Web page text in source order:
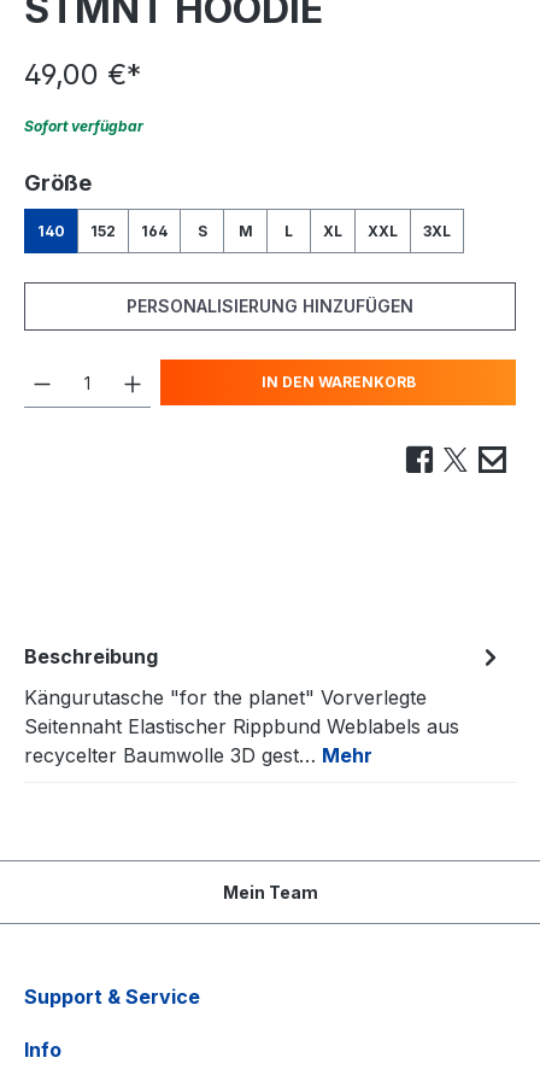
49,00 €*
Sofort verfügbar
Größeauswählen
140 152 164 S M L XL XXL 3XL
PERSONALISIERUNG HINZUFÜGEN
IN DEN WARENKORB
Beschreibung
Kängurutasche "for the planet" Vorverlegte
Seitennaht Elastischer Rippbund Weblabels aus
recycelter Baumwolle 3D gest… Mehr
Mein Team
Support & Service
Info